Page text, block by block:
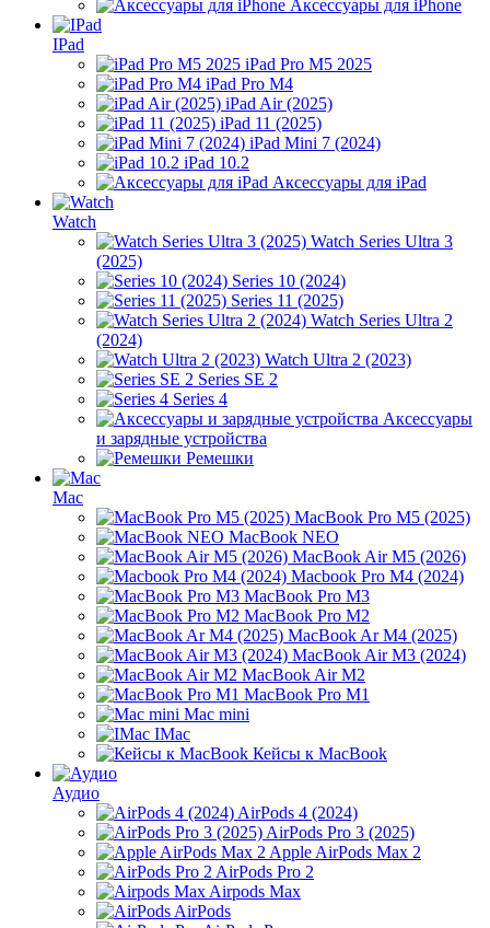
Аксессуары для iPhone
IPad
iPad Pro M5 2025
iPad Pro M4
iPad Air (2025)
iPad 11 (2025)
iPad Mini 7 (2024)
iPad 10.2
Аксессуары для iPad
Watch
Watch Series Ultra 3
(2025)
Series 10 (2024)
Series 11 (2025)
Watch Series Ultra 2
(2024)
Watch Ultra 2 (2023)
Series SE 2
Series 4
Аксессуары
и зарядные устройства
Ремешки
Mac
MacBook Pro M5 (2025)
MacBook NEO
MacBook Air M5 (2026)
Macbook Pro M4 (2024)
MacBook Pro M3
MacBook Pro M2
MacBook Ar M4 (2025)
MacBook Air M3 (2024)
MacBook Air M2
MacBook Pro M1
Mac mini
IMac
Кейсы к MacBook
Аудио
AirPods 4 (2024)
AirPods Pro 3 (2025)
Apple AirPods Max 2
AirPods Pro 2
Airpods Max
AirPods